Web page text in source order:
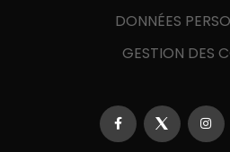
DONNÉES
GESTION DES